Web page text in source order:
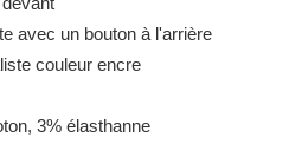
avec un bouton à l'arrière
couleur encre
3% élasthanne